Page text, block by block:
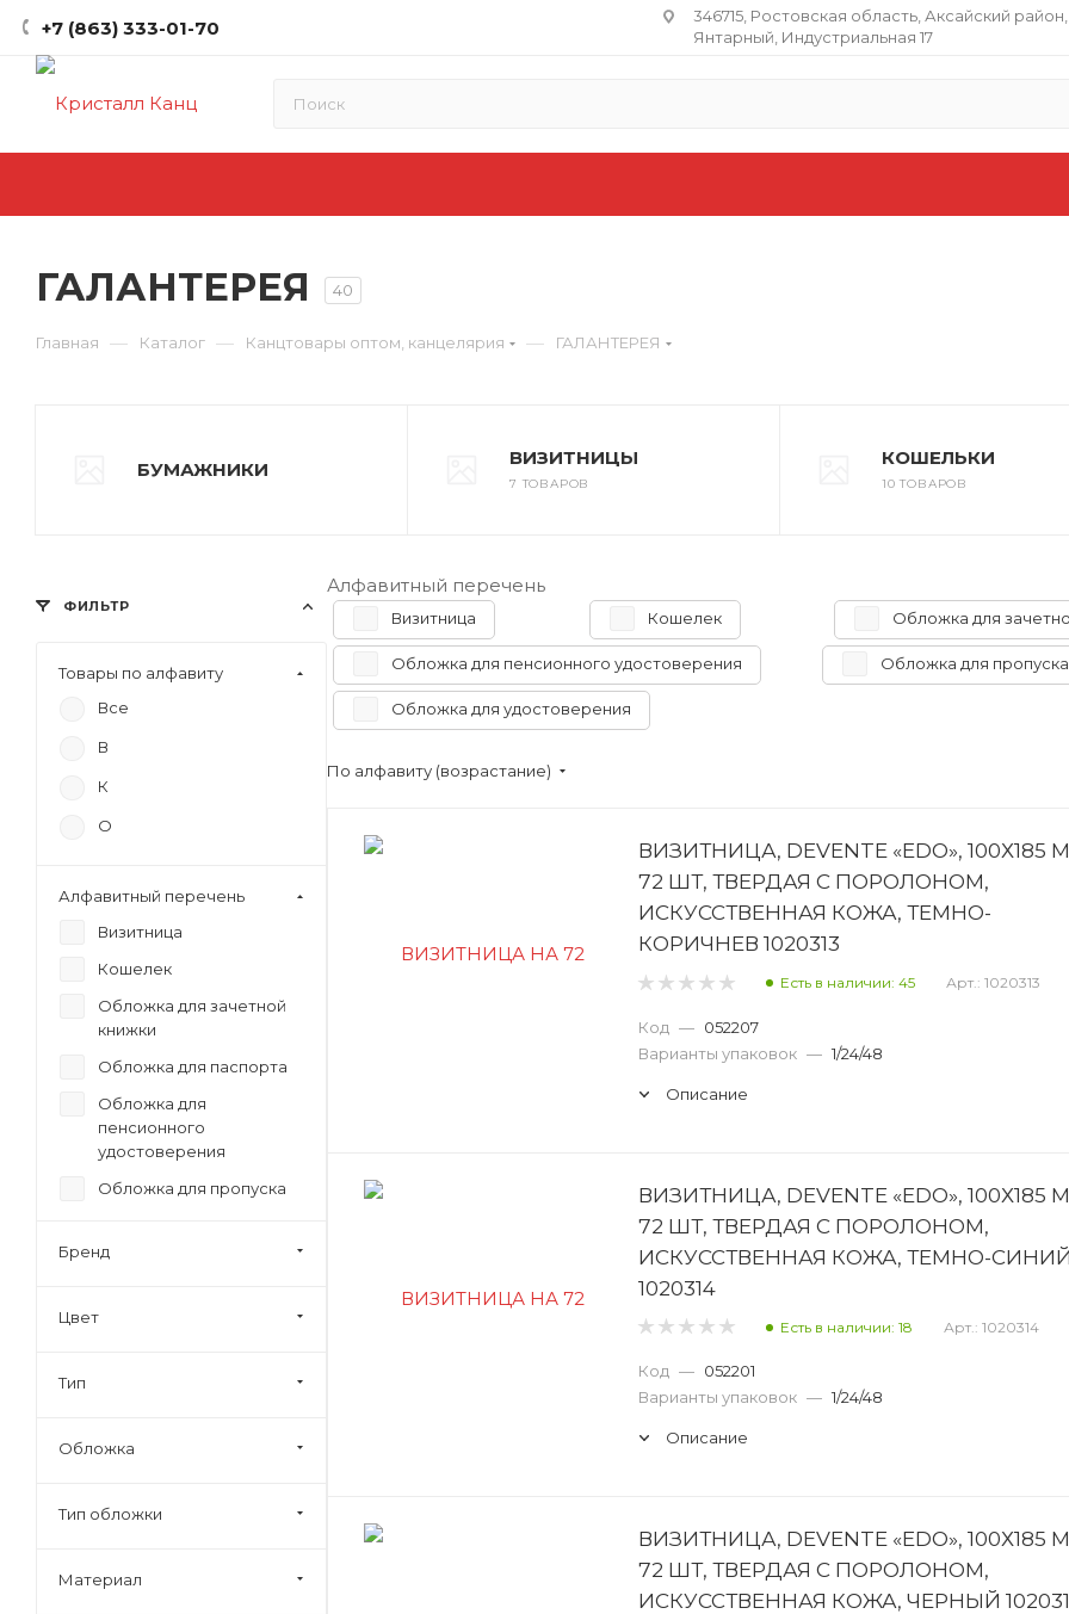
+7 (863) 333-01-70
346715, Ростовская область​, Аксайский
Янтарный, Индустриальная 17
ГАЛАНТЕРЕЯ 40
Главная — Каталог — Канцтовары оптом, канцелярия — ГАЛАНТЕРЕЯ
БУМАЖНИКИ
ВИЗИТНИЦЫ
7 ТОВАРОВ
КОШЕЛЬКИ
10 ТОВАРОВ
Алфавитный перечень
Визитница Кошелек Обложка для
Обложка для пенсионного удостоверения Обложка для пропуска
Обложка для удостоверения
По алфавиту (возрастание)
ВИЗИТНИЦА, DEVENTE «EDO», 100Х185
72 ШТ, ТВЕРДАЯ С ПОРОЛОНОМ,
ИСКУССТВЕННАЯ КОЖА, ТЕМНО-
КОРИЧНЕВ 1020313
Есть в наличии: 45 Арт.: 1020313
Код — 052207
Варианты упаковок — 1/24/48
Описание
ВИЗИТНИЦА, DEVENTE «EDO», 100Х185
72 ШТ, ТВЕРДАЯ С ПОРОЛОНОМ,
ИСКУССТВЕННАЯ КОЖА, ТЕМНО-
1020314
Есть в наличии: 18 Арт.: 1020314
Код — 052201
Варианты упаковок — 1/24/48
Описание
ВИЗИТНИЦА, DEVENTE «EDO», 100Х185
72 ШТ, ТВЕРДАЯ С ПОРОЛОНОМ,
ИСКУССТВЕННАЯ КОЖА, ЧЕРНЫЙ
ФИЛЬТР
Товары по алфавиту
Все
В
К
О
Алфавитный перечень
Визитница
Кошелек
Обложка для зачетной
книжки
Обложка для паспорта
Обложка для
пенсионного
удостоверения
Обложка для пропуска
студенческого билета
Бренд
Цвет
Тип
Обложка
Тип обложки
Материал